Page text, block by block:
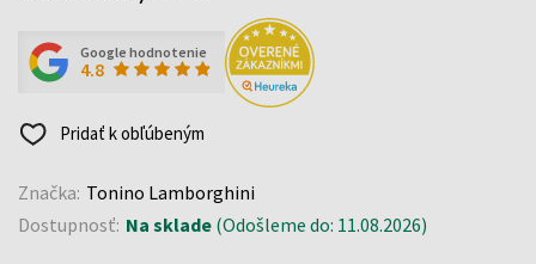
Google hodnotenie
4.8
Pridať k obľúbeným
Značka: Tonino Lamborghini
Dostupnosť: Na sklade (Odošleme do: 11.08.2026)